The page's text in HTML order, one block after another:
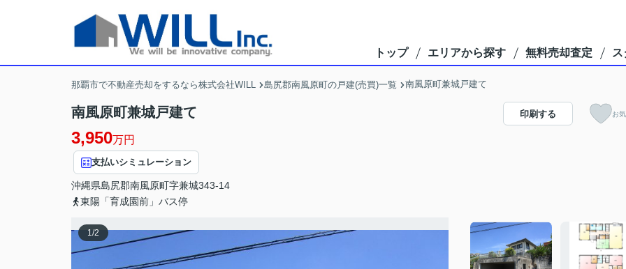
トップ エリアから探す 無料売却査定
那覇市で不動産売却をするなら株式会社WILL 島尻郡南風原町の戸建(売買)一覧 南風原町兼城戸建て
南風原町兼城戸建て
3,950万円
支払いシミュレーション
沖縄県島尻郡南風原町字兼城343-14
東陽「育成園前」バス停
印刷する お
1/2